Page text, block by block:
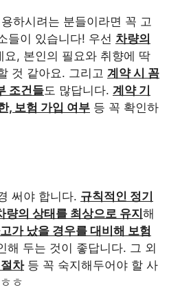
하시려는 분들이라면 꼭 고
들이 있습니다! 우선 차량의
요, 본인의 필요와 취향에 딱
것 같아요. 그리고 계약 시 꼼
조건들도 많답니다. 계약 기
, 보험 가입 여부 등 꼭 확인하
써야 합니다. 규칙적인 정기
량의 상태를 최상으로 유지 해
가 났을 경우를 대비해 보험
해 두는 것이 좋답니다. 그 외
차등 꼭 숙지해두어야 할 사
ㅎ